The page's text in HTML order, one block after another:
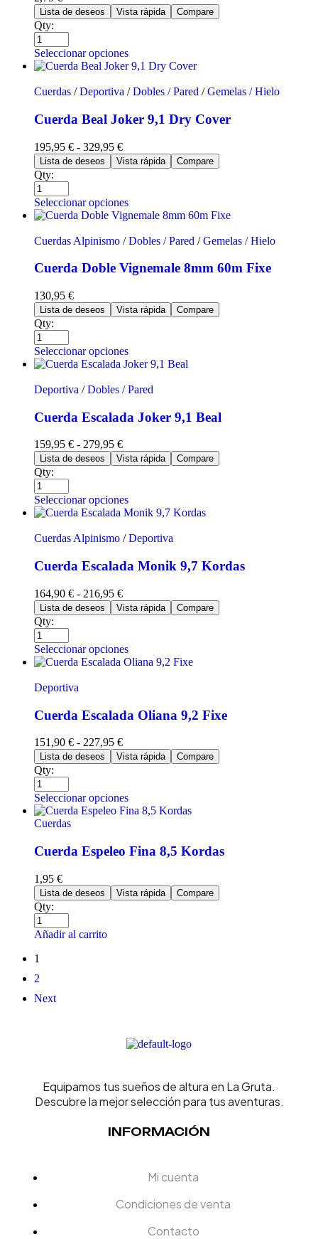
Lista de deseos Vista rápida Compare
Qty:
Seleccionar opciones
Cuerdas /Deportiva /Dobles / Pared /Gemelas / Hielo
Cuerda Beal Joker 9,1 Dry Cover
195,95 € - 329,95 €
Lista de deseos Vista rápida Compare
Qty:
Seleccionar opciones
Cuerdas Alpinismo /Dobles / Pared /Gemelas / Hielo
Cuerda Doble Vignemale 8mm 60m Fixe
130,95 €
Lista de deseos Vista rápida Compare
Qty:
Seleccionar opciones
Deportiva /Dobles / Pared
Cuerda Escalada Joker 9,1 Beal
159,95 € - 279,95 €
Lista de deseos Vista rápida Compare
Qty:
Seleccionar opciones
Cuerdas Alpinismo /Deportiva
Cuerda Escalada Monik 9,7 Kordas
164,90 € - 216,95 €
Lista de deseos Vista rápida Compare
Qty:
Seleccionar opciones
Deportiva
Cuerda Escalada Oliana 9,2 Fixe
151,90 € - 227,95 €
Lista de deseos Vista rápida Compare
Qty:
Seleccionar opciones
Cuerdas
Cuerda Espeleo Fina 8,5 Kordas
1,95 €
Lista de deseos Vista rápida Compare
Qty:
Añadir al carrito
1
2
Next
Equipamos tus sueños de altura en La Gruta.
Descubre la mejor selección para tus aventuras.
INFORMACIÓN
Mi cuenta
Condiciones de venta
Contacto